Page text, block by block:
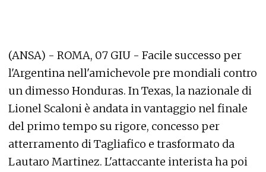
(ANSA) - ROMA, 07 GIU - Facile successo per
l'Argentina nell'amichevole pre mondiali contro
un dimesso Honduras. In Texas, la nazionale di
Lionel Scaloni è andata in vantaggio nel finale
del primo tempo su rigore, concesso per
atterramento di Tagliafico e trasformato da
Lautaro Martinez. L'attaccante interista ha poi